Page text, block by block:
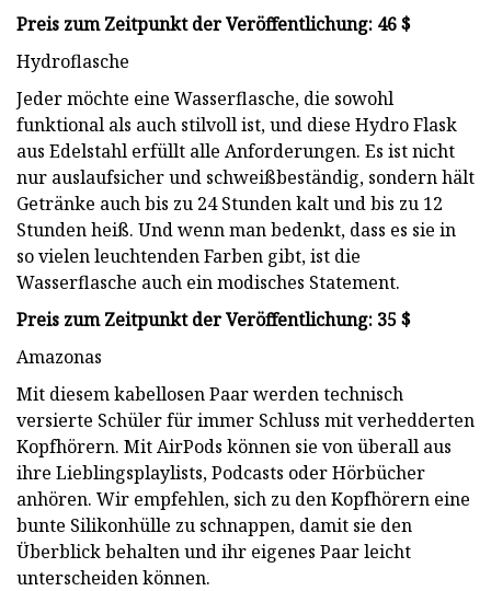
Preis zum Zeitpunkt der Veröffentlichung: 46 $
Hydroflasche
Jeder möchte eine Wasserflasche, die sowohl
funktional als auch stilvoll ist, und diese Hydro Flask
aus Edelstahl erfüllt alle Anforderungen. Es ist nicht
nur auslaufsicher und schweißbeständig, sondern hält
Getränke auch bis zu 24 Stunden kalt und bis zu 12
Stunden heiß. Und wenn man bedenkt, dass es sie in
so vielen leuchtenden Farben gibt, ist die
Wasserflasche auch ein modisches Statement.
Preis zum Zeitpunkt der Veröffentlichung: 35 $
Amazonas
Mit diesem kabellosen Paar werden technisch
versierte Schüler für immer Schluss mit verhedderten
Kopfhörern. Mit AirPods können sie von überall aus
ihre Lieblingsplaylists, Podcasts oder Hörbücher
anhören. Wir empfehlen, sich zu den Kopfhörern eine
bunte Silikonhülle zu schnappen, damit sie den
Überblick behalten und ihr eigenes Paar leicht
unterscheiden können.